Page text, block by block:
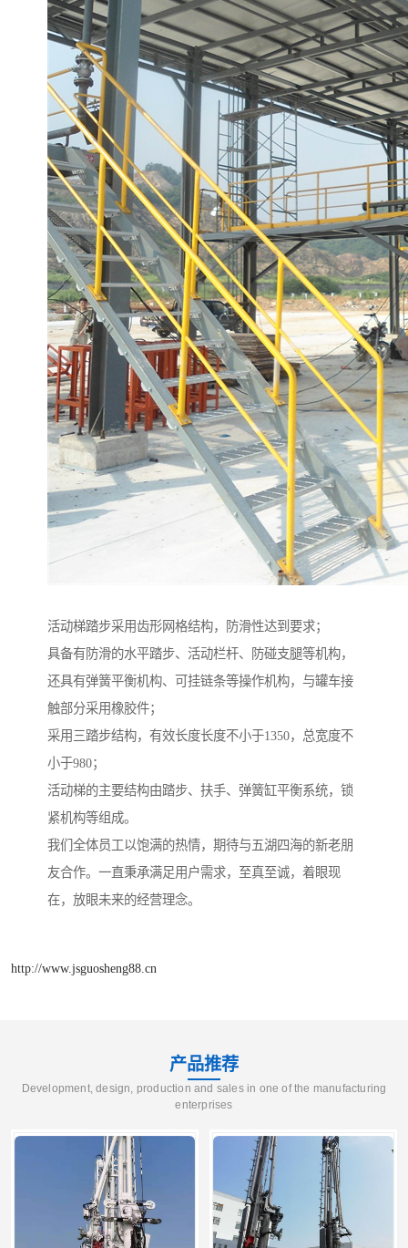
活动梯踏步采用齿形网格结构，防滑性达到要求；
具备有防滑的水平踏步、活动栏杆、防碰支腿等机构，
还具有弹簧平衡机构、可挂链条等操作机构，与罐车接
触部分采用橡胶件；
采用三踏步结构，有效长度长度不小于1350，总宽度不
小于980；
活动梯的主要结构由踏步、扶手、弹簧缸平衡系统，锁
紧机构等组成。
我们全体员工以饱满的热情，期待与五湖四海的新老朋
友合作。一直秉承满足用户需求，至真至诚，着眼现
在，放眼未来的经营理念。
http://www.jsguosheng88.cn
产品推荐
Development, design, production and sales in one of the manufacturing
enterprises